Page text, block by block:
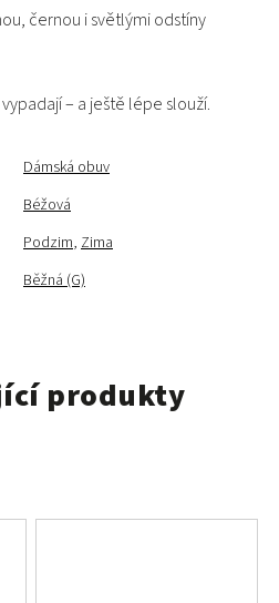
černou i světlými odstíny
– a ještě lépe slouží.
Dámská obuv
Béžová
Podzim, Zima
Běžná (G)
produkty